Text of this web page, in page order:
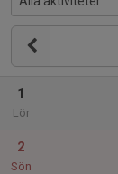
1
Lör
2
Sön